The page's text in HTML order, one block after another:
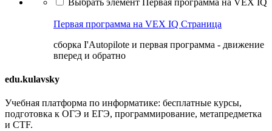
Первая программа на VEX IQ Страница
сборка I'Autopilote и первая программа - движение
вперед и обратно
edu.kulavsky
Учебная платформа по информатике: бесплатные курсы,
подготовка к ОГЭ и ЕГЭ, программирование, метапредметка
и CTF.